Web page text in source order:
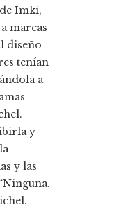
Imki,
marcas
diseño
tenían
a
y
y las